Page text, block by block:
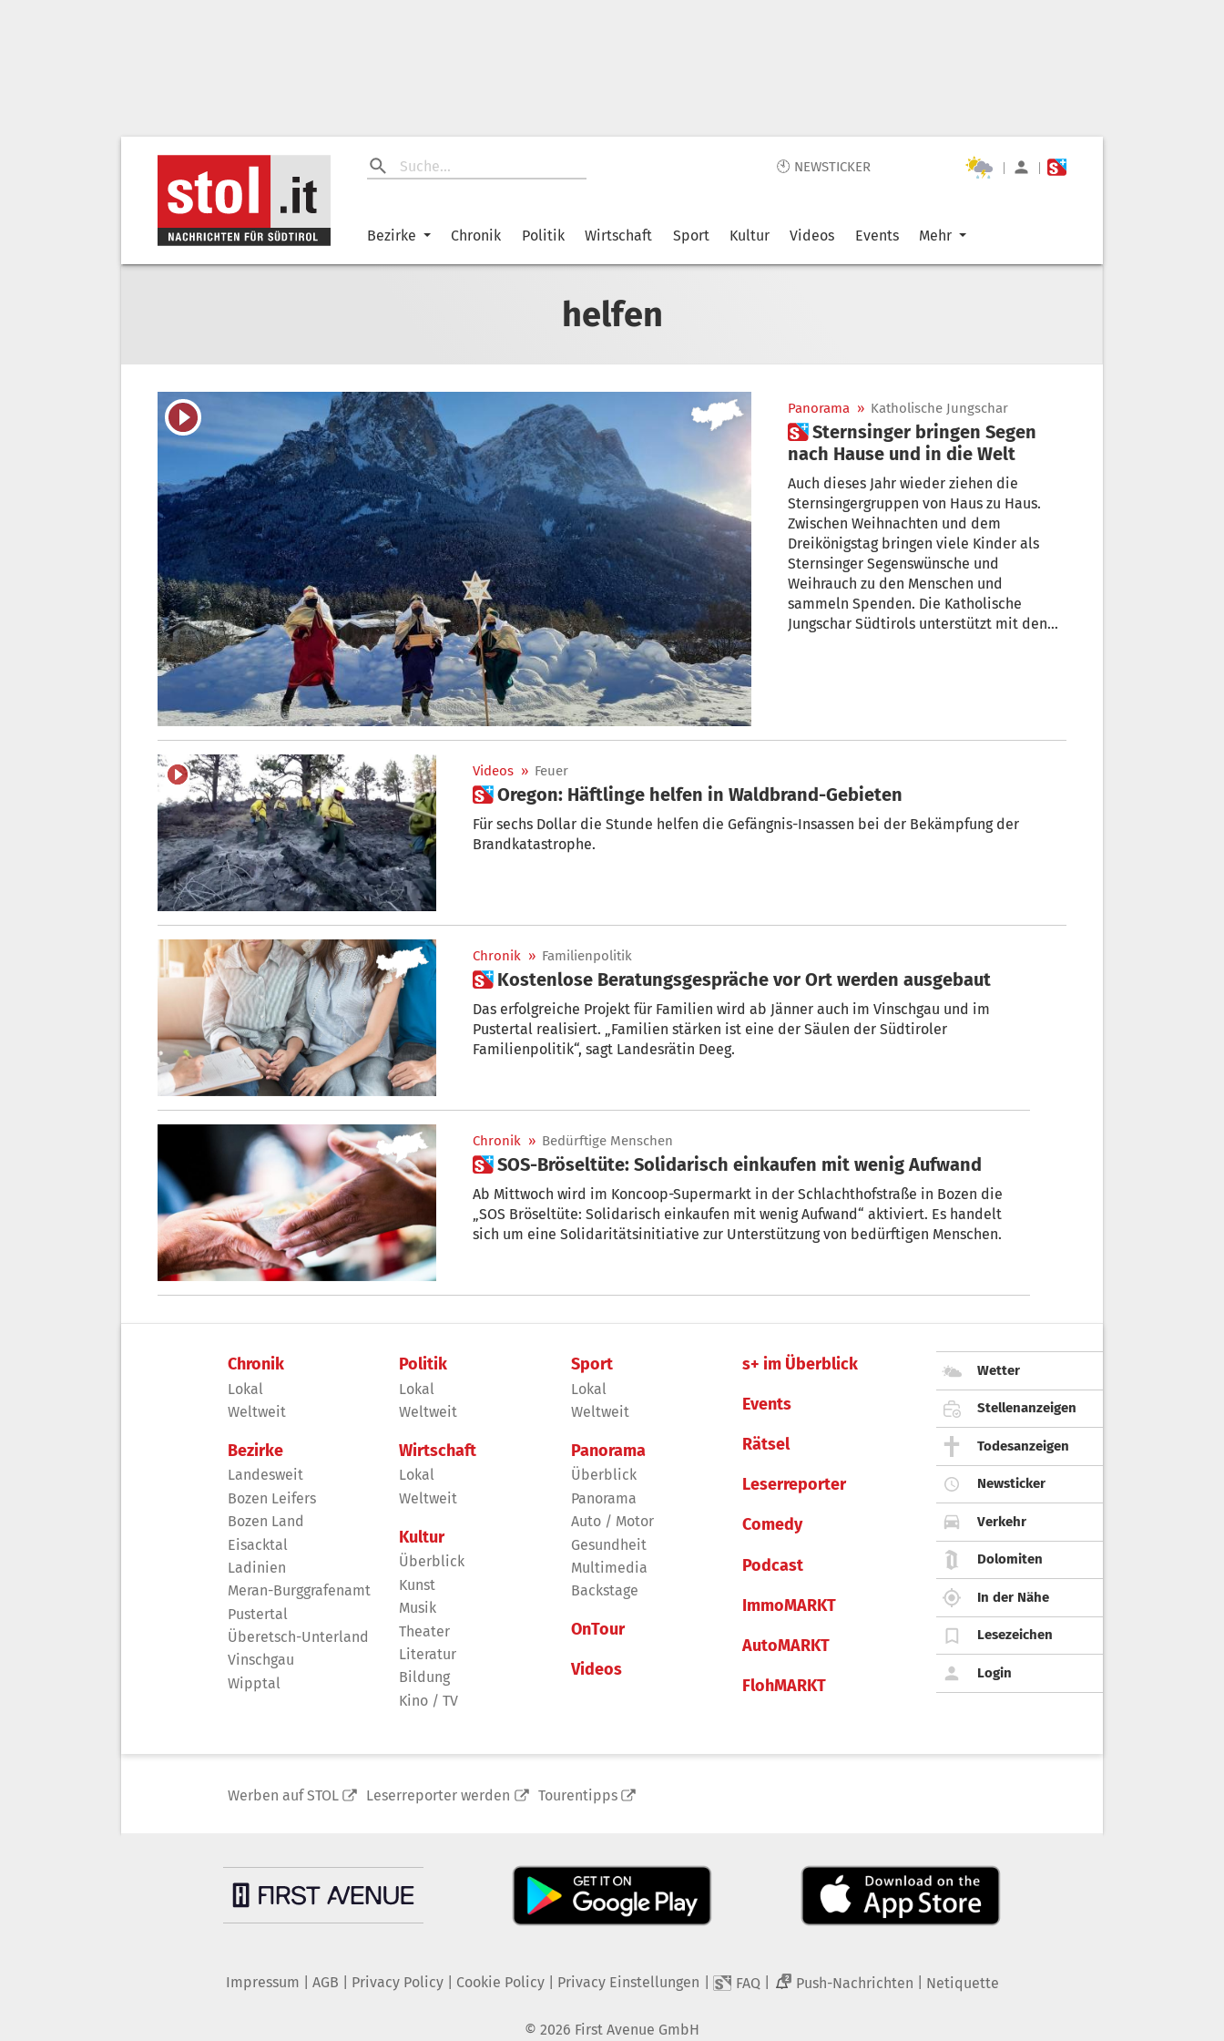
🕙 NEWSTICKER | |
Bezirke Chronik Politik Wirtschaft Sport Kultur Videos Events Mehr
helfen
Panorama » Katholische Jungschar
 Sternsinger bringen Segen
nach Hause und in die Welt
Auch dieses Jahr wieder ziehen die
Sternsingergruppen von Haus zu Haus.
Zwischen Weihnachten und dem
Dreikönigstag bringen viele Kinder als
Sternsinger Segenswünsche und
Weihrauch zu den Menschen und
sammeln Spenden. Die Katholische
Jungschar Südtirols unterstützt mit den
Videos » Feuer
 Oregon: Häftlinge helfen in Waldbrand-Gebieten
Für sechs Dollar die Stunde helfen die Gefängnis-Insassen bei der Bekämpfung der
Brandkatastrophe.
Chronik » Familienpolitik
 Kostenlose Beratungsgespräche vor Ort werden ausgebaut
Das erfolgreiche Projekt für Familien wird ab Jänner auch im Vinschgau und im
Pustertal realisiert. „Familien stärken ist eine der Säulen der Südtiroler
Familienpolitik“, sagt Landesrätin Deeg.
Chronik » Bedürftige Menschen
 SOS-Bröseltüte: Solidarisch einkaufen mit wenig Aufwand
Ab Mittwoch wird im Koncoop-Supermarkt in der Schlachthofstraße in Bozen die
„SOS Bröseltüte: Solidarisch einkaufen mit wenig Aufwand“ aktiviert. Es handelt
sich um eine Solidaritätsinitiative zur Unterstützung von bedürftigen Menschen.
Chronik
Lokal
Weltweit
Bezirke
Landesweit
Bozen Leifers
Bozen Land
Eisacktal
Ladinien
Meran-Burggrafenamt
Pustertal
Überetsch-Unterland
Vinschgau
Wipptal
Politik
Lokal
Weltweit
Wirtschaft
Lokal
Weltweit
Kultur
Überblick
Kunst
Musik
Theater
Literatur
Bildung
Kino / TV
Sport
Lokal
Weltweit
Panorama
Überblick
Panorama
Auto / Motor
Gesundheit
Multimedia
Backstage
OnTour
Videos
s+ im Überblick
Events
Rätsel
Leserreporter
Comedy
Podcast
ImmoMARKT
AutoMARKT
FlohMARKT
Wetter
Stellenanzeigen
Todesanzeigen
Newsticker
Verkehr
Dolomiten
In der Nähe
Lesezeichen
Login
Werben auf STOL Leserreporter werden Tourentipps
Impressum AGB Privacy Policy| Cookie Policy| Privacy Einstellungen FAQ 2 Push-Nachrichten Netiquette
© 2026 First Avenue GmbH